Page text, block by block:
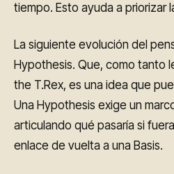
tiempo. Esto ayuda a priorizar
La siguiente evolución del
Hypothesis. Que, como tanto
the T.Rex, es una idea que
Una Hypothesis exige un
articulando qué pasaría si
enlace de vuelta a una Basis.